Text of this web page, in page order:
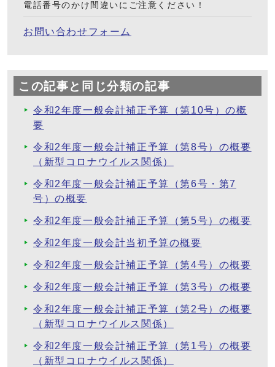
電話番号のかけ間違いにご注意ください！
お問い合わせフォーム
この記事と同じ分類の記事
令和2年度一般会計補正予算（第10号）の概
要
令和2年度一般会計補正予算（第8号）の概要
（新型コロナウイルス関係）
令和2年度一般会計補正予算（第6号・第7
号）の概要
令和2年度一般会計補正予算（第5号）の概要
令和2年度一般会計当初予算の概要
令和2年度一般会計補正予算（第4号）の概要
令和2年度一般会計補正予算（第3号）の概要
令和2年度一般会計補正予算（第2号）の概要
（新型コロナウイルス関係）
令和2年度一般会計補正予算（第1号）の概要
（新型コロナウイルス関係）